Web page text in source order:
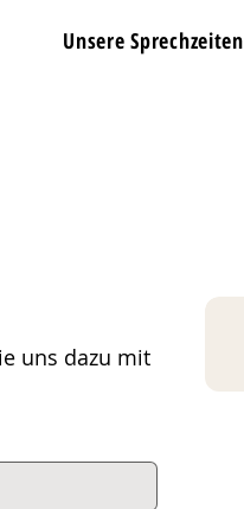
Unsere Sprechzeiten
uns dazu mit